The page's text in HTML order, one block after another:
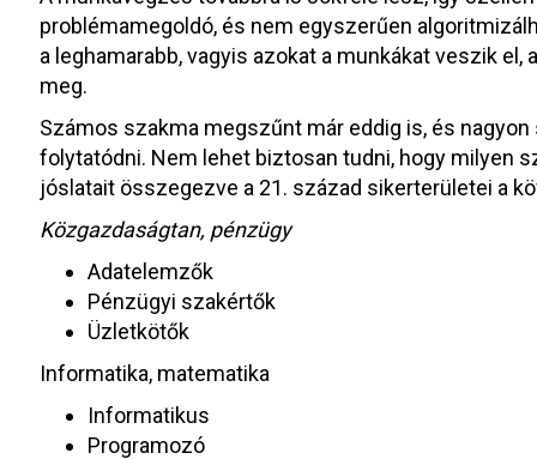
problémamegoldó, és nem egyszerűen
a leghamarabb, vagyis azokat a munkákat veszik
meg.
Számos szakma megszűnt már eddig is, és
folytatódni. Nem lehet biztosan tudni, hogy milyen
jóslatait összegezve a 21. század sikerterületei a
Közgazdaságtan, pénzügy
Adatelemzők
Pénzügyi szakértők
Üzletkötők
Informatika, matematika
Informatikus
Programozó